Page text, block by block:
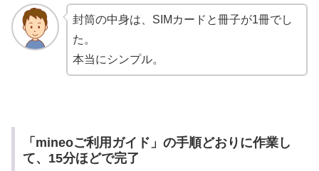
封筒の中身は、SIMカードと冊子が1冊でし
た。
本当にシンプル。
「mineoご利用ガイド」の手順どおりに作業し
て、15分ほどで完了